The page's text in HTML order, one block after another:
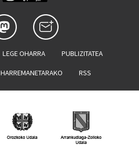
LEGE OHARRA PUBLIZITATEA
HARREMANETARAKO RSS